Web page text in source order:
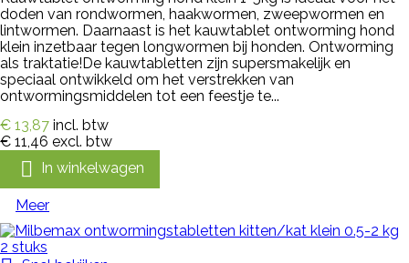
doden van rondwormen, haakwormen, zweepwormen en
lintwormen. Daarnaast is het kauwtablet ontworming hond
klein inzetbaar tegen longwormen bij honden. Ontworming
als traktatie!De kauwtabletten zijn supersmakelijk en
speciaal ontwikkeld om het verstrekken van
ontwormingsmiddelen tot een feestje te...
€ 13,87 incl. btw
€ 11,46 excl. btw
 In winkelwagen
Meer